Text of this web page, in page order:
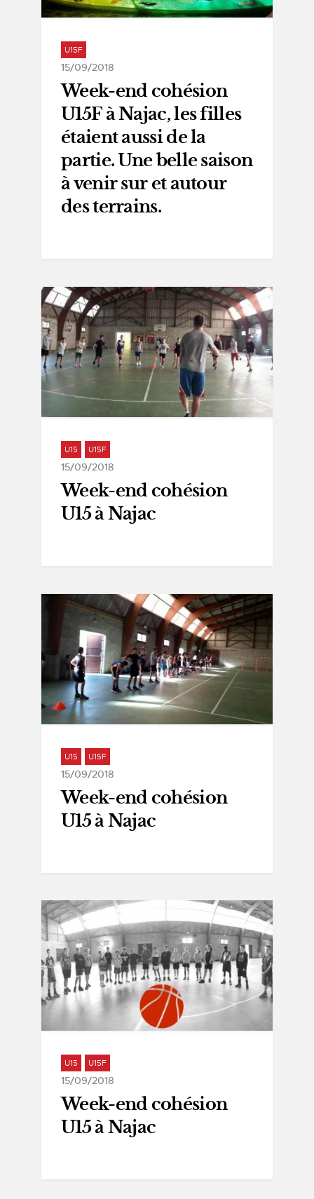
U15F
15/09/2018
Week-end cohésion
U15F à Najac, les filles
étaient aussi de la
partie. Une belle saison
à venir sur et autour
des terrains.
U15 U15F
15/09/2018
Week-end cohésion
U15 à Najac
U15 U15F
15/09/2018
Week-end cohésion
U15 à Najac
U15 U15F
15/09/2018
Week-end cohésion
U15 à Najac